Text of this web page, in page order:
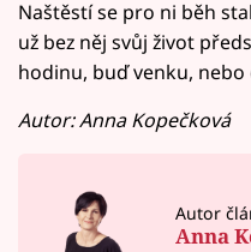
Naštěstí se pro ni běh
už bez něj svůj život
hodinu, buď venku, nebo
Autor: Anna Kopečková
Autor
Anna